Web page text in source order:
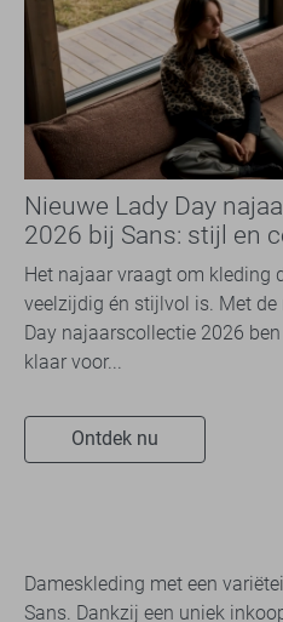
Nieuwe Lady Day
2026 bij Sans: stijl en
travelkwaliteit
Het najaar vraagt om kleding
veelzijdig én stijlvol is. Met de
Day najaarscollectie 2026
klaar voor...
Ontdek nu
Dameskleding met een
Sans. Dankzij een uniek